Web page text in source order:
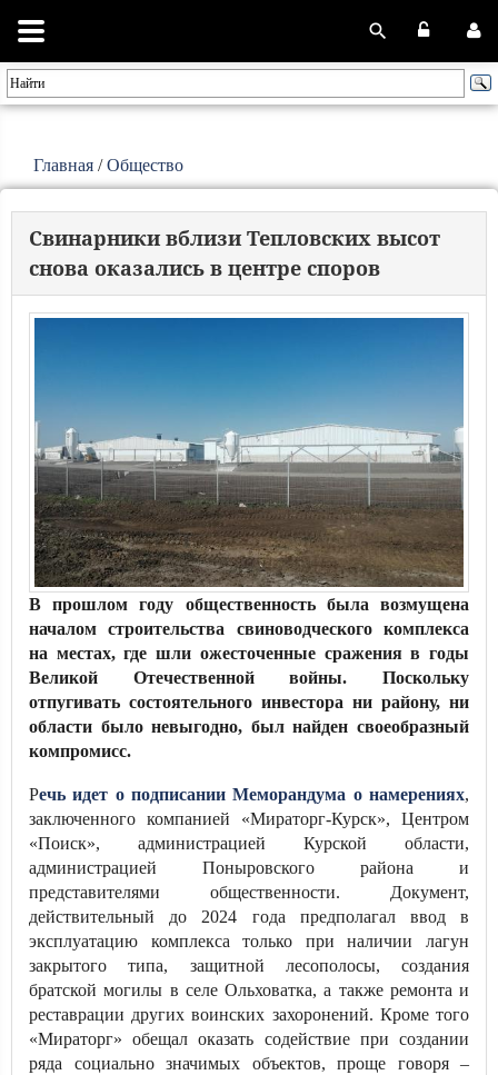
Главная /Общество
Свинарники вблизи Тепловских высот
снова оказались в центре споров
В прошлом году общественность была возмущена
началом строительства свиноводческого комплекса
на местах, где шли ожесточенные сражения в годы
Великой Отечественной войны. Поскольку
отпугивать состоятельного инвестора ни району, ни
области было невыгодно, был найден своеобразный
компромисс.
Речь идет о подписании Меморандума о намерениях,
заключенного компанией «Мираторг-Курск», Центром
«Поиск», администрацией Курской области,
администрацией Поныровского района и
представителями общественности. Документ,
действительный до 2024 года предполагал ввод в
эксплуатацию комплекса только при наличии лагун
закрытого типа, защитной лесополосы, создания
братской могилы в селе Ольховатка, а также ремонта и
реставрации других воинских захоронений. Кроме того
«Мираторг» обещал оказать содействие при создании
ряда социально значимых объектов, проще говоря –